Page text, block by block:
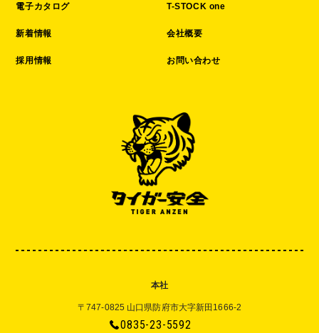
電子カタログ T-STOCK one
新着情報 会社概要
採用情報 お問い合わせ
本社
〒747-0825 山口県防府市大字新田1666-2
0835-23-5592